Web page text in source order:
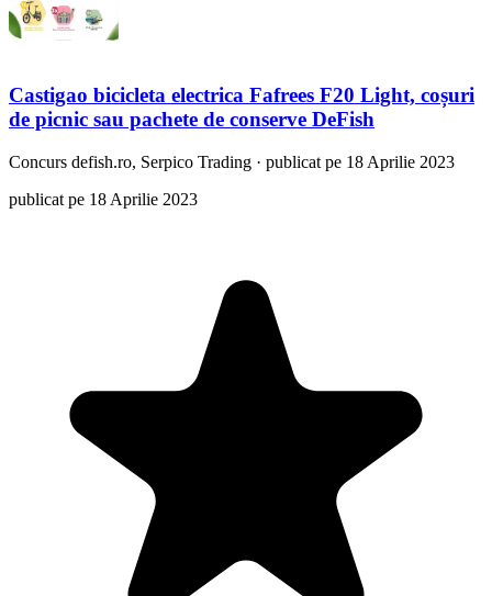
Castigao bicicleta electrica Fafrees F20 Light, coșuri
de picnic sau pachete de conserve DeFish
Concurs defish.ro, Serpico Trading · publicat pe 18 Aprilie 2023
publicat pe 18 Aprilie 2023